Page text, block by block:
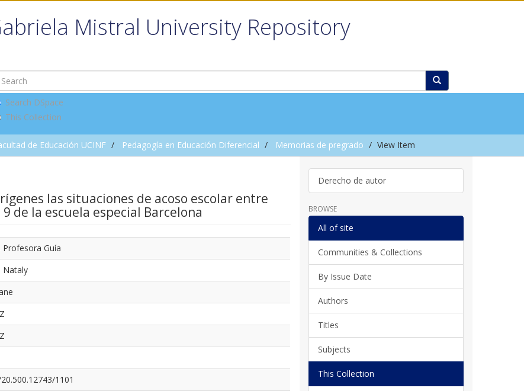
Mistral University Repository
Search DSpace
This Collection
de Educación UCINF Pedagogía en Educación Diferencial Memorias de pregrado View Item
las situaciones de acoso escolar entre
de la escuela especial Barcelona
Profesora Guía
Nataly
1101
Derecho de autor
BROWSE
All of site
Communities & Collections
By Issue Date
Authors
Titles
Subjects
This Collection